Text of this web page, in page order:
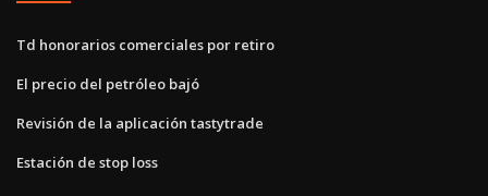
Td honorarios comerciales por retiro
El precio del petróleo bajó
Revisión de la aplicación tastytrade
Estación de stop loss